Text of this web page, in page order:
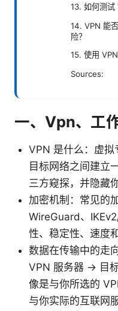
13. 如何测试
14. VPN 能
险？
15. 使用
Sources:
一、Vpn、工
VPN 是什么：虚拟
目标网络之间建立
三方窥探，并隐藏
加密机制：常见的
WireGuard、
性、稳定性、速度
数据在传输中的走
VPN 服务器 → 目
像是与你所选的
与你实际的互联网